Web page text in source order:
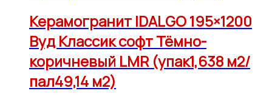
Керамогранит IDALGO 195×1200
Вуд Классик софт Тёмно-
коричневый LMR (упак1,638 м2/
пал49,14 м2)